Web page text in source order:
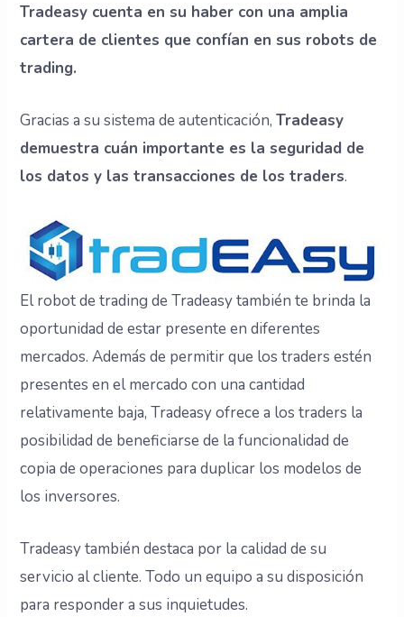
Tradeasy cuenta en su haber con una amplia
cartera de clientes que confían en sus robots de
trading.
Gracias a su sistema de autenticación,Tradeasy
demuestra cuán importante es la seguridad de
los datos y las transacciones de los traders.
El robot de trading de Tradeasy también te brinda la
oportunidad de estar presente en diferentes
mercados. Además de permitir que los traders estén
presentes en el mercado con una cantidad
relativamente baja, Tradeasy ofrece a los traders la
posibilidad de beneficiarse de la funcionalidad de
copia de operaciones para duplicar los modelos de
los inversores.
Tradeasy también destaca por la calidad de su
servicio al cliente. Todo un equipo a su disposición
para responder a sus inquietudes.